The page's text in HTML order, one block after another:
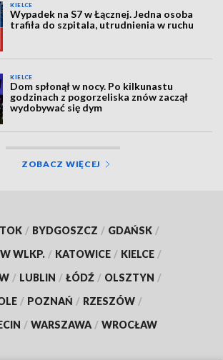
KIELCE
Wypadek na S7 w Łącznej. Jedna osoba
trafiła do szpitala, utrudnienia w ruchu
KIELCE
Dom spłonął w nocy. Po kilkunastu
godzinach z pogorzeliska znów zaczął
wydobywać się dym
ZOBACZ WIĘCEJ
/ BYDGOSZCZ / GDAŃSK /
WLKP. / KATOWICE / KIELCE /
/ LUBLIN / ŁÓDŹ / OLSZTYN /
/ POZNAŃ / RZESZÓW /
/ WARSZAWA / WROCŁAW